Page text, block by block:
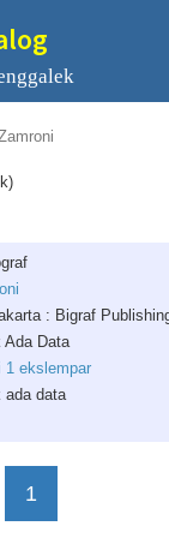
: Bigraf
Ada Data
1 ekslempar
ada data
1